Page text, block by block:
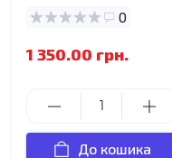
0
1 350.00 грн.
До кошика